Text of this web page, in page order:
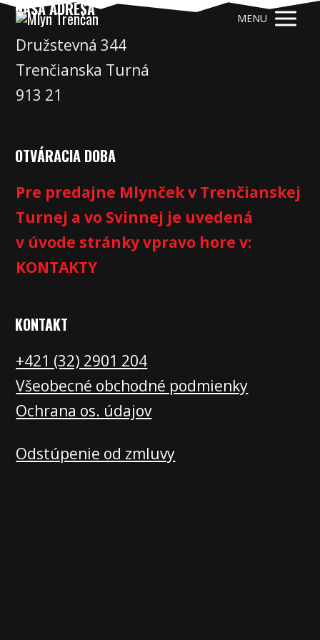
MENU
NAŠA ADRESA
Družstevná 344
Trenčianska Turná
913 21
OTVÁRACIA DOBA
Pre predajne Mlynček v Trenčianskej
Turnej a vo Svinnej je uvedená
v úvode stránky vpravo hore v:
KONTAKTY
KONTAKT
+421 (32) 2901 204
Všeobecné obchodné podmienky
Ochrana os. údajov
Odstúpenie od zmluvy